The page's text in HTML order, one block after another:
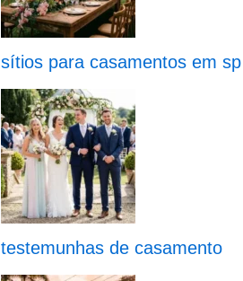
sítios para casamentos em sp
testemunhas de casamento